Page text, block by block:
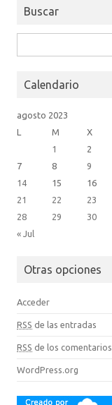
Buscar
Calendario
agosto 2023
L
M X
« Jul
1 2
7
8 9
14
15 16
21
22 23
28
29 30
Otras opciones
Acceder
RSS de las entradas
RSS de los comentarios
WordPress.org